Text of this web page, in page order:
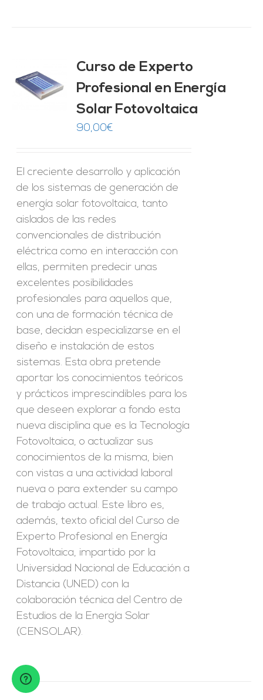
Curso de Experto
Profesional en Energía
Solar Fotovoltaica
90,00€
El creciente desarrollo y aplicación
de los sistemas de generación de
energía solar fotovoltaica, tanto
aislados de las redes
convencionales de distribución
eléctrica como en interacción con
ellas, permiten predecir unas
excelentes posibilidades
profesionales para aquellos que,
con una de formación técnica de
base, decidan especializarse en el
diseño e instalación de estos
sistemas. Esta obra pretende
aportar los conocimientos teóricos
y prácticos imprescindibles para los
que deseen explorar a fondo esta
nueva disciplina que es la Tecnología
Fotovoltaica, o actualizar sus
conocimientos de la misma, bien
con vistas a una actividad laboral
nueva o para extender su campo
de trabajo actual. Este libro es,
además, texto oficial del Curso de
Experto Profesional en Energía
Fotovoltaica, impartido por la
Universidad Nacional de Educación a
Distancia (UNED) con la
colaboración técnica del Centro de
Estudios de la Energía Solar
(CENSOLAR).